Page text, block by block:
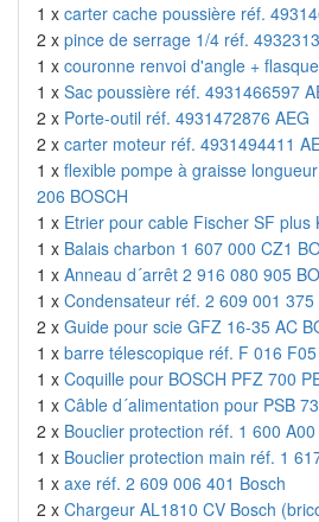
1 x carter cache poussière réf.
2 x pince de serrage 1/4 réf.
1 x couronne renvoi d'angle +
1 x Sac poussière réf. 4931466597
2 x Porte-outil réf. 4931472876 AEG
2 x carter moteur réf. 4931494411
1 x flexible pompe à graisse
206 BOSCH
1 x Etrier pour cable Fischer SF plus
1 x Balais charbon 1 607 000 CZ1
1 x Anneau d´arrêt 2 916 080 905
1 x Condensateur réf. 2 609 001 375
2 x Guide pour scie GFZ 16-35 AC
1 x barre télescopique réf. F 016
1 x Coquille pour BOSCH PFZ 700
1 x Câble d´alimentation pour PSB
2 x Bouclier protection réf. 1 600
1 x Bouclier protection main réf. 1
1 x axe réf. 2 609 006 401 Bosch
2 x Chargeur AL1810 CV Bosch